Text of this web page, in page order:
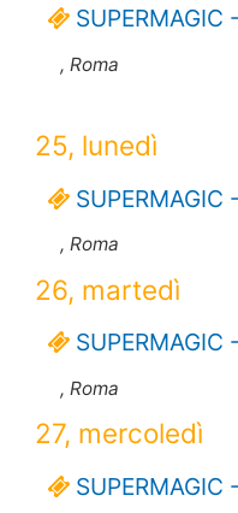
, Roma
25, lunedì
, Roma
26, martedì
, Roma
27, mercoledì